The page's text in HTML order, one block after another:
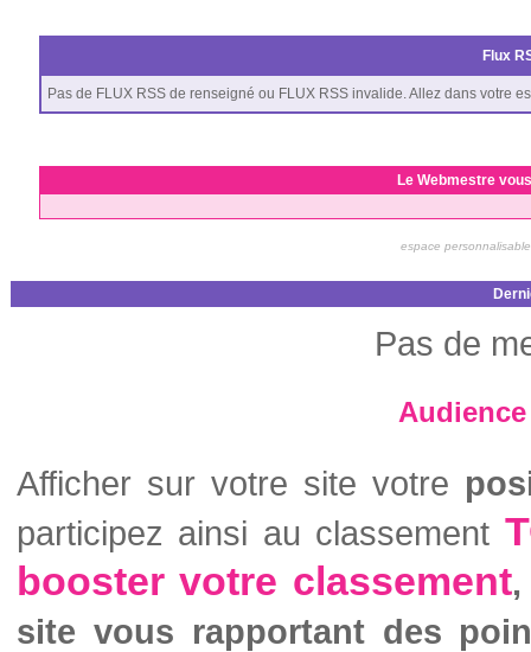
Flux
Pas de FLUX RSS de renseigné ou FLUX RSS invalide. Allez dans votre
Le Webmestre
espace
Pas de
Afficher sur votre site votre
participez ainsi au classement
booster votre classement,
site vous rapportant des